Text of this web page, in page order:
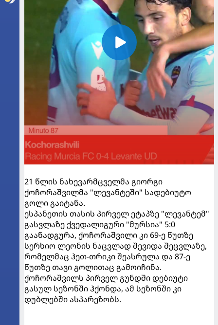
21 წლის ნახევარმცველმა გიორგი
ქოჩორაშვილმა "ლევანტეში" სადებიუტო
გოლი გაიტანა.
ესპანეთის თასის პირველ ეტაპზე "ლევანტემ"
გასვლაზე ქვედალიგური "მურსია" 5:0
გაანადგურა, ქოჩორაშვილი კი 69-ე წუთზე
სერხიო ლეონის ნაცვლად შევიდა შეცვლაზე,
რომელმაც ჰეთ-თრიკი შეასრულა და 87-ე
წუთზე თავი გოლითაც გამოიჩინა.
ქოჩორაშვილს პირველ გუნდში დებიუტი
გასულ სეზონში ჰქონდა, ამ სეზონში კი
დუბლებში ასპარეზობს.